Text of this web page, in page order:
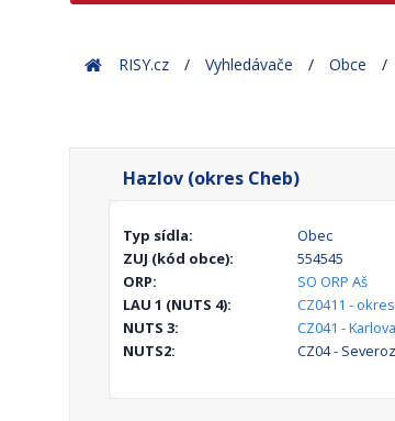
HomeRISY.cz Vyhledávače Obce
Hazlov (okres Cheb)
Typ sídla:
Obec
ZUJ (kód obce):
554545
ORP:
SO ORP Aš
LAU 1 (NUTS 4):
CZ0411 -
NUTS 3:
CZ041 -
NUTS2:
CZ04 -